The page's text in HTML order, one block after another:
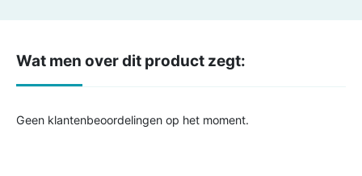
Wat men over dit product zegt:
Geen klantenbeoordelingen op het moment.